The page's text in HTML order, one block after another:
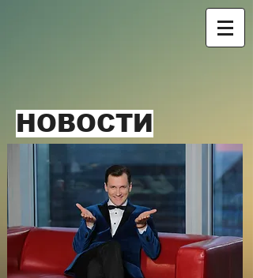
НОВОСТИ